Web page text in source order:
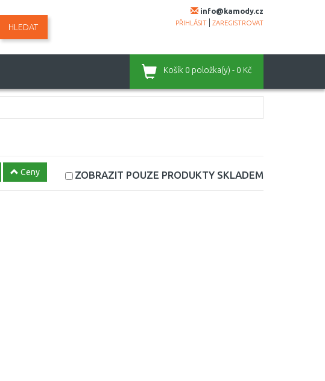
info@kamody.cz
PŘIHLÁSIT ZAREGISTROVAT
HLEDAT
Košík 0 položka(y) - 0 Kč
Ceny ZOBRAZIT POUZE PRODUKTY SKLADEM